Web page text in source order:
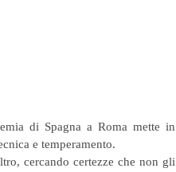
di Spagna a Roma mette in
e temperamento.
cercando certezze che non gli